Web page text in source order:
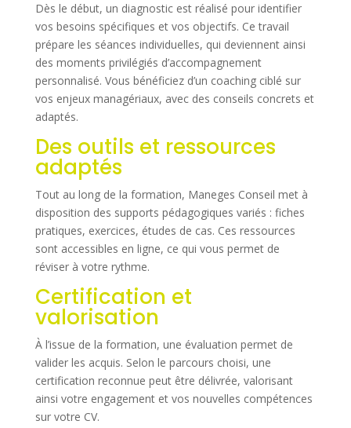
Dès le début, un diagnostic est réalisé pour identifier
vos besoins spécifiques et vos objectifs. Ce travail
prépare les séances individuelles, qui deviennent ainsi
des moments privilégiés d’accompagnement
personnalisé. Vous bénéficiez d’un coaching ciblé sur
vos enjeux managériaux, avec des conseils concrets et
adaptés.
Des outils et ressources
adaptés
Tout au long de la formation, Maneges Conseil met à
disposition des supports pédagogiques variés : fiches
pratiques, exercices, études de cas. Ces ressources
sont accessibles en ligne, ce qui vous permet de
réviser à votre rythme.
Certification et
valorisation
À l’issue de la formation, une évaluation permet de
valider les acquis. Selon le parcours choisi, une
certification reconnue peut être délivrée, valorisant
ainsi votre engagement et vos nouvelles compétences
sur votre CV.